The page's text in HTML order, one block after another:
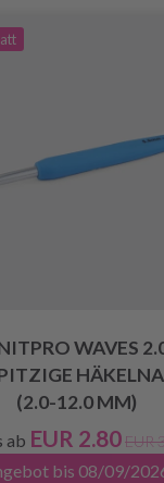
WAVES
(2.0-12.0 MM)
ab EUR 2.80EUR
bis 08/09/